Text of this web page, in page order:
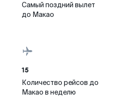
Самый поздний вылет
до Макао
15
Количество рейсов до
Макао в неделю